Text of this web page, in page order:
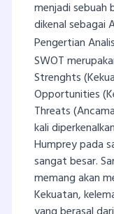
menjadi sebuah
dikenal sebagai
Pengertian
SWOT
Strenghts
Opportunities
Threats
kali
Humprey pada
sangat besar.
memang akan
Kekuatan,